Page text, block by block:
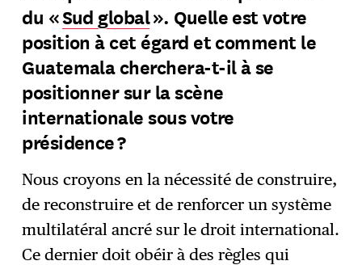
du «Sud global». Quelle est votre
position à cet égard et comment le
Guatemala cherchera-t-il à se
positionner sur la scène
internationale sous votre
présidence ?
Nous croyons en la nécessité de construire,
de reconstruire et de renforcer un système
multilatéral ancré sur le droit international.
Ce dernier doit obéir à des règles qui